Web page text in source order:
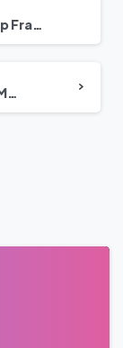
Semifinals Of The World Cup France Morocco When Match
2022 Fifa World Cup Tv France Morocco